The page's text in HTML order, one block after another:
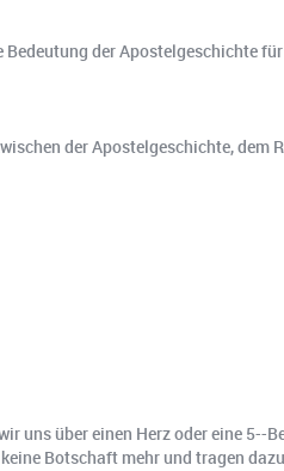
der Apostelgeschichte
der Apostelgeschichte, dem
wir uns über einen Herz oder eine
Botschaft mehr und tragen